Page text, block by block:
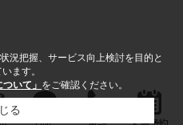
況把握、サービス向上検討を目的と
ます。
いて」 をご確認ください。
る